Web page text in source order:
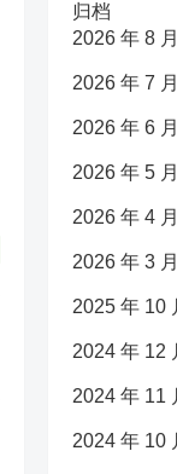
归档
2026 年 8 月
2026 年 7 月
2026 年 6 月
2026 年 5 月
2026 年 4 月
2026 年 3 月
2025 年 10
2024 年 12
2024 年 11
2024 年 10